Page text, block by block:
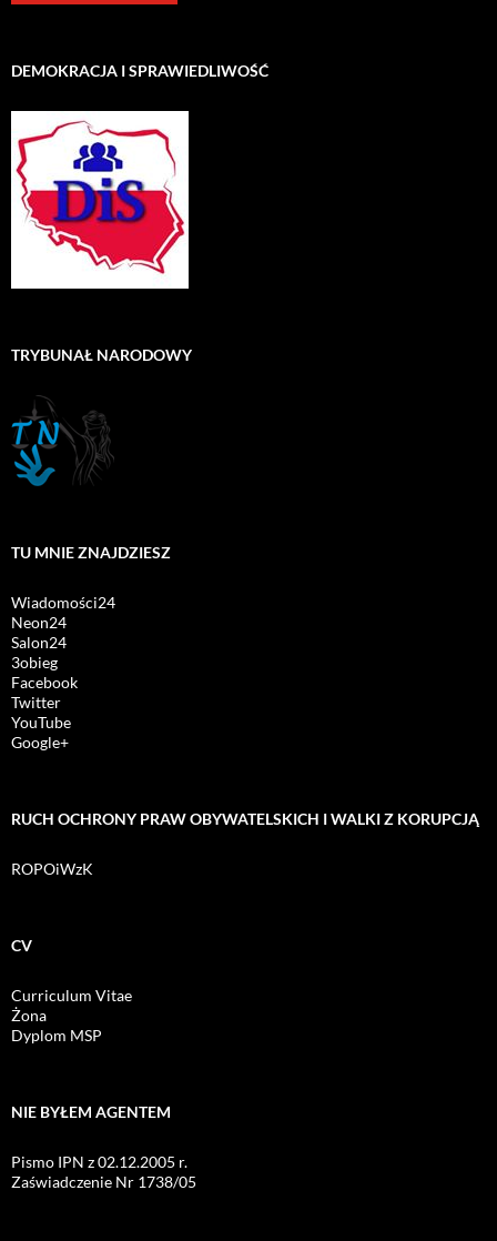
DEMOKRACJA I SPRAWIEDLIWOŚĆ
TRYBUNAŁ NARODOWY
TU MNIE ZNAJDZIESZ
Wiadomości24
Neon24
Salon24
3obieg
Facebook
Twitter
YouTube
Google+
RUCH OCHRONY PRAW OBYWATELSKICH I WALKI Z KORUPCJĄ
ROPOiWzK
CV
Curriculum Vitae
Żona
Dyplom MSP
NIE BYŁEM AGENTEM
Pismo IPN z 02.12.2005 r.
Zaświadczenie Nr 1738/05